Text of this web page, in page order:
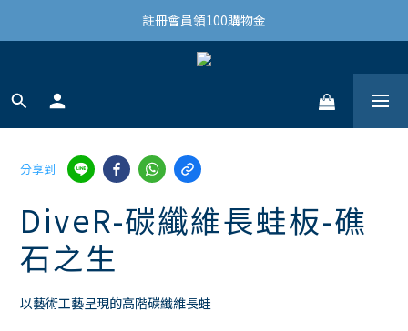
結帳滿3,000免運(限台灣)
註冊會員領100購物金
結帳滿3,000免運(限台灣)
分享到
DiveR-碳纖維長蛙板-礁
石之生
以藝術工藝呈現的高階碳纖維長蛙